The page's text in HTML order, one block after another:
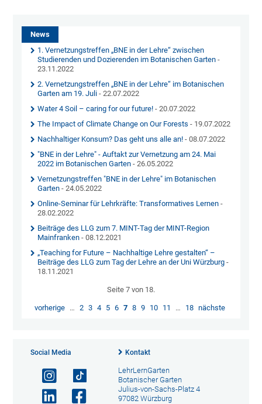
News
1. Vernetzungstreffen „BNE in der Lehre“ zwischen
Studierenden und Dozierenden im Botanischen Garten -
23.11.2022
2. Vernetzungstreffen „BNE in der Lehre“ im Botanischen
Garten am 19. Juli - 22.07.2022
Water 4 Soil – caring for our future! - 20.07.2022
The Impact of Climate Change on Our Forests - 19.07.2022
Nachhaltiger Konsum? Das geht uns alle an! - 08.07.2022
"BNE in der Lehre" - Auftakt zur Vernetzung am 24. Mai
2022 im Botanischen Garten - 26.05.2022
Vernetzungstreffen "BNE in der Lehre" im Botanischen
Garten - 24.05.2022
Online-Seminar für Lehrkräfte: Transformatives Lernen -
28.02.2022
Beiträge des LLG zum 7. MINT-Tag der MINT-Region
Mainfranken - 08.12.2021
„Teaching for Future – Nachhaltige Lehre gestalten“ –
Beiträge des LLG zum Tag der Lehre an der Uni Würzburg -
18.11.2021
Seite 7 von 18.
vorherige … 2 3 4 5 6 7 8 9 10 11 … 18 nächste
Social Media Kontakt
LehrLernGarten
Botanischer Garten
Julius-von-Sachs-Platz 4
97082 Würzburg